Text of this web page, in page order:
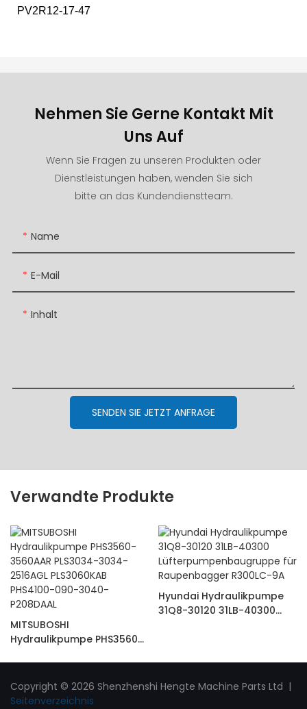
PV2R12-17-47
Nehmen Sie Gerne Kontakt Mit
Uns Auf
Wenn Sie Fragen zu unseren Produkten oder
Dienstleistungen haben, wenden Sie sich
bitte an das Kundendienstteam.
Name
E-Mail
Inhalt
SENDEN SIE JETZT ANFRAGE
Verwandte Produkte
MITSUBOSHI
Hydraulikpumpe PHS3560-
PHS4100-090-3040-
P208DAAL
Hyundai Hydraulikpumpe
31Q8-30120 31LB-40300
Copyright © 2026 Shenzhenshi Hengte Machine Parts Ltd |
Seitenverzeichnis